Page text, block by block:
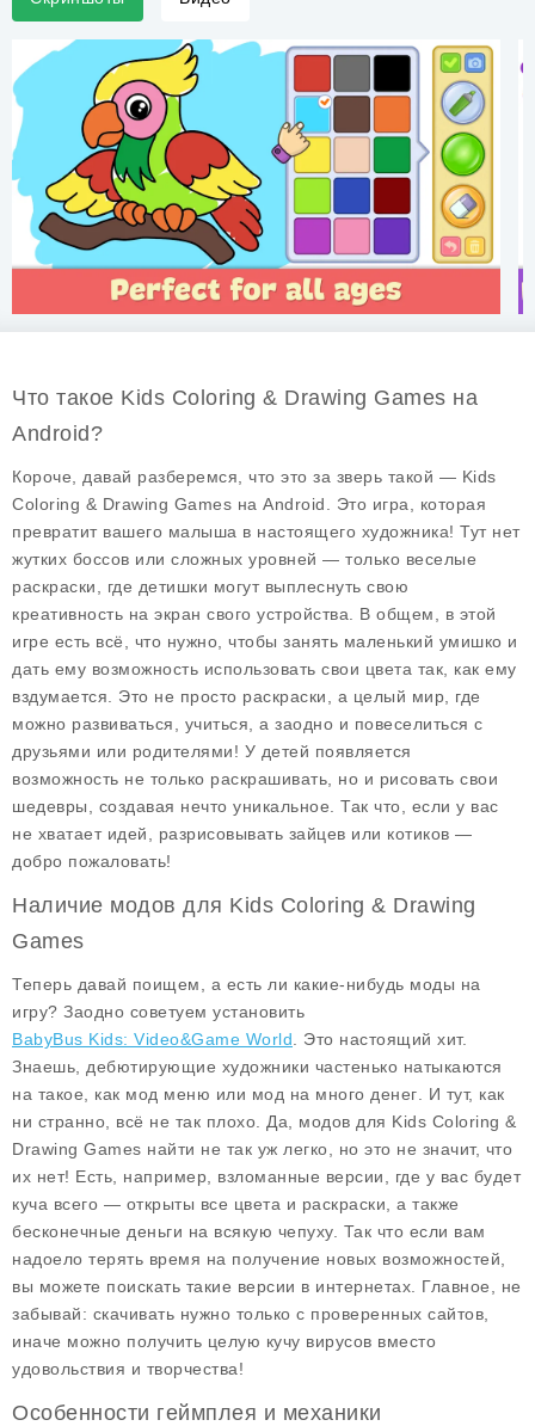
Что такое Kids Coloring & Drawing Games на
Android?
Короче, давай разберемся, что это за зверь такой — Kids
Coloring & Drawing Games на Android. Это игра, которая
превратит вашего малыша в настоящего художника! Тут нет
жутких боссов или сложных уровней — только веселые
раскраски, где детишки могут выплеснуть свою
креативность на экран свого устройства. В общем, в этой
игре есть всё, что нужно, чтобы занять маленький умишко и
дать ему возможность использовать свои цвета так, как ему
вздумается. Это не просто раскраски, а целый мир, где
можно развиваться, учиться, а заодно и повеселиться с
друзьями или родителями! У детей появляется
возможность не только раскрашивать, но и рисовать свои
шедевры, создавая нечто уникальное. Так что, если у вас
не хватает идей, разрисовывать зайцев или котиков —
добро пожаловать!
Наличие модов для Kids Coloring & Drawing
Games
Теперь давай поищем, а есть ли какие-нибудь моды на
игру? Заодно советуем установить
BabyBus Kids: Video&Game World . Это настоящий хит.
Знаешь, дебютирующие художники частенько натыкаются
на такое, как мод меню или мод на много денег . И тут, как
ни странно, всё не так плохо. Да, модов для Kids Coloring &
Drawing Games найти не так уж легко, но это не значит, что
их нет! Есть, например, взломанные версии, где у вас будет
куча всего — открыты все цвета и раскраски, а также
бесконечные деньги на всякую чепуху. Так что если вам
надоело терять время на получение новых возможностей,
вы можете поискать такие версии в интернетах. Главное, не
забывай: скачивать нужно только с проверенных сайтов,
иначе можно получить целую кучу вирусов вместо
удовольствия и творчества!
Особенности геймплея и механики